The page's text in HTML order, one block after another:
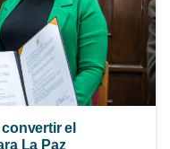
el
La Paz